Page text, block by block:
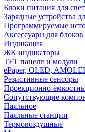
Блоки питания для
Зарядные устройства
Программируемые
Аксессуары для
Индикация
ЖК индикаторы
TFT панели и модули
ePaper, OLED,
Резистивные сенсоры
Проекционно-
Сопутствующие
Паяльное
Паяльные станции
Термовоздушные